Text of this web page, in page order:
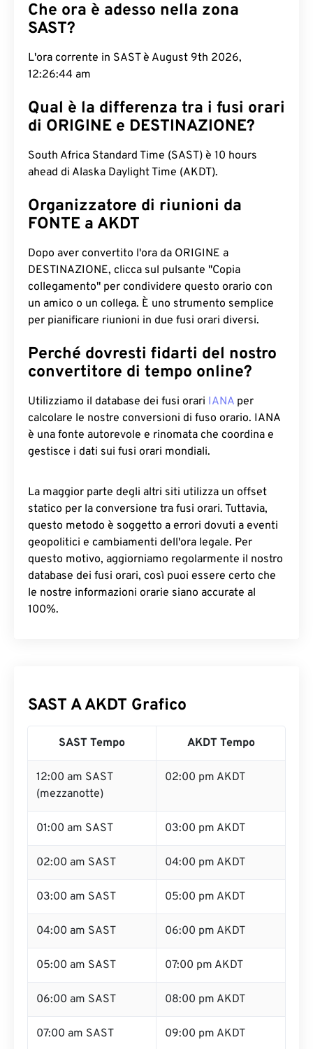
Che ora è adesso nella zona
SAST?
L'ora corrente in SAST è August 9th 2026,
12:26:45 am
Qual è la differenza tra i fusi orari
di ORIGINE e DESTINAZIONE?
South Africa Standard Time (SAST) è 10 hours
ahead di Alaska Daylight Time (AKDT).
Organizzatore di riunioni da
FONTE a AKDT
Dopo aver convertito l'ora da ORIGINE a
DESTINAZIONE, clicca sul pulsante "Copia
collegamento" per condividere questo orario con
un amico o un collega. È uno strumento semplice
per pianificare riunioni in due fusi orari diversi.
Perché dovresti fidarti del nostro
convertitore di tempo online?
Utilizziamo il database dei fusi orari IANA per
calcolare le nostre conversioni di fuso orario. IANA
è una fonte autorevole e rinomata che coordina e
gestisce i dati sui fusi orari mondiali.
La maggior parte degli altri siti utilizza un offset
statico per la conversione tra fusi orari. Tuttavia,
questo metodo è soggetto a errori dovuti a eventi
geopolitici e cambiamenti dell'ora legale. Per
questo motivo, aggiorniamo regolarmente il nostro
database dei fusi orari, così puoi essere certo che
le nostre informazioni orarie siano accurate al
100%.
SAST A AKDT Grafico
SAST Tempo AKDT Tempo
12:00 am SAST
(mezzanotte)
02:00 pm AKDT
01:00 am SAST 03:00 pm AKDT
02:00 am SAST 04:00 pm AKDT
03:00 am SAST 05:00 pm AKDT
04:00 am SAST 06:00 pm AKDT
05:00 am SAST 07:00 pm AKDT
06:00 am SAST 08:00 pm AKDT
07:00 am SAST 09:00 pm AKDT